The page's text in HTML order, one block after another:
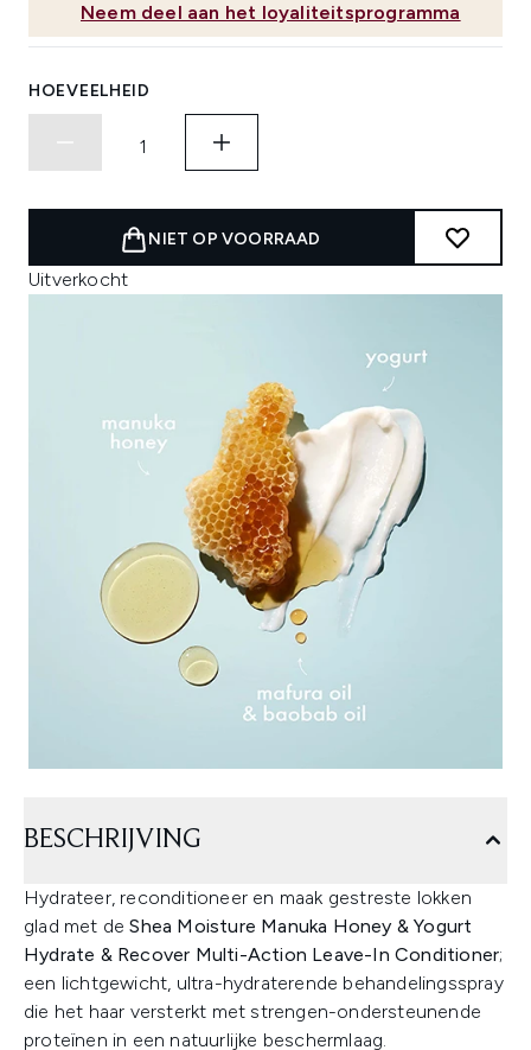
Neem deel aan het loyaliteitsprogramma
HOEVEELHEID
NIET OP VOORRAAD
Uitverkocht
BESCHRIJVING
Hydrateer, reconditioneer en maak gestreste lokken
glad met deShea Moisture Manuka Honey & Yogurt
Hydrate & Recover Multi-Action Leave-In Conditioner;
een lichtgewicht, ultra-hydraterende behandelingsspray
die het haar versterkt met strengen-ondersteunende
proteïnen in een natuurlijke beschermlaag.